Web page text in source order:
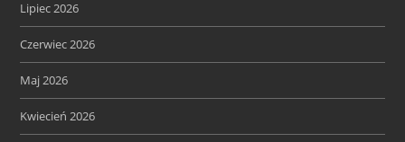
Lipiec 2026
Czerwiec 2026
Maj 2026
Kwiecień 2026